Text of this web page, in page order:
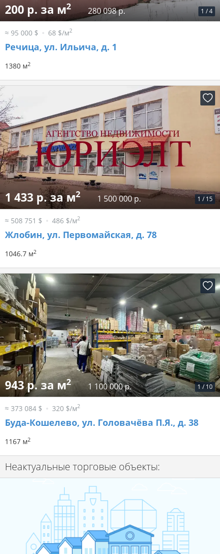
1 /4
200 р. за м2 280 098 р.
≈ 95 000 $ 68 $/м2
Речица, ул. Ильича, д. 1
1380 м2
1 / 15
1 433 р. за м2 1 500 000 р.
≈ 508 751 $ 486 $/м2
Жлобин, ул. Первомайская, д. 78
1046.7 м2
1 / 10
943 р. за м2 1 100 000 р.
≈ 373 084 $ 320 $/м2
Буда-Кошелево, ул. Головачёва П.Я., д. 38
1167 м2
Неактуальные торговые объекты: